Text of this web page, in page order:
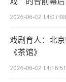
山西省
地出土的微型
2026-06-02 14:07:08
戏剧育人：北
《茶馆》
2026-06-02 14:16:51